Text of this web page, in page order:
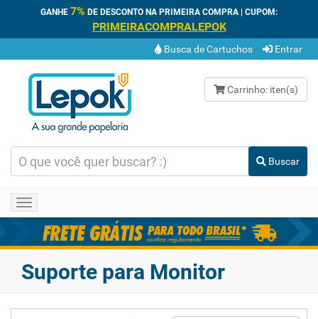
GANHE 7% DE DESCONTO NA PRIMEIRA COMPRA | CUPOM:
PRIMEIRACOMPRALEPOK
Busca de Cartuchos Entrar
Carrinho: iten(s)
Buscar
Toggle
navigation
Suporte para Monitor